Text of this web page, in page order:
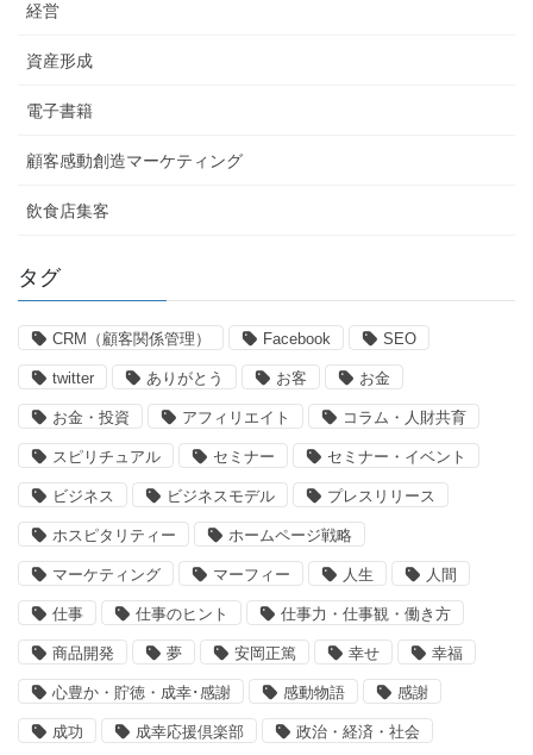
経営
資産形成
電子書籍
顧客感動創造マーケティング
飲食店集客
タグ
CRM（顧客関係管理） Facebook SEO
twitter ありがとう お客 お金
お金・投資 アフィリエイト コラム・人財共育
スピリチュアル セミナー セミナー・イベント
ビジネス ビジネスモデル プレスリリース
ホスピタリティー ホームページ戦略
マーケティング マーフィー 人生 人間
仕事 仕事のヒント 仕事力・仕事観・働き方
商品開発 夢 安岡正篤 幸せ 幸福
心豊か・貯徳・成幸･感謝 感動物語 感謝
成功 成幸応援倶楽部 政治・経済・社会